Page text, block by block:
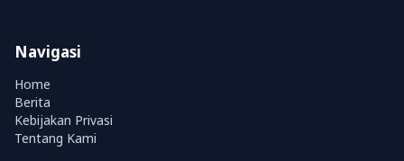
Navigasi
Home
Berita
Kebijakan Privasi
Tentang Kami